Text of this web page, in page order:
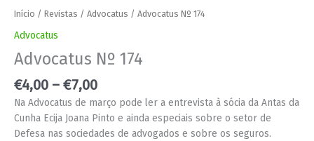
Início / Revistas / Advocatus / Advocatus Nº 174
Advocatus
Advocatus Nº 174
€4,00 – €7,00
Na Advocatus de março pode ler a entrevista à sócia da Antas da
Cunha Ecija Joana Pinto e ainda especiais sobre o setor de
Defesa nas sociedades de advogados e sobre os seguros.